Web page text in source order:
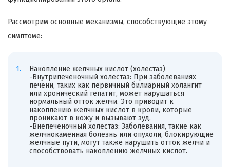
Рассмотрим основные механизмы, способствующие этому
симптоме:
Накопление желчных кислот (холестаз)
-Внутрипеченочный холестаз: При заболеваниях
печени, таких как первичный билиарный холангит
или хронический гепатит, может нарушаться
нормальный отток желчи. Это приводит к
накоплению желчных кислот в крови, которые
проникают в кожу и вызывают зуд.
-Внепеченочный холестаз: Заболевания, такие как
желчнокаменная болезнь или опухоли, блокирующие
желчные пути, могут также нарушить отток желчи и
способствовать накоплению желчных кислот.